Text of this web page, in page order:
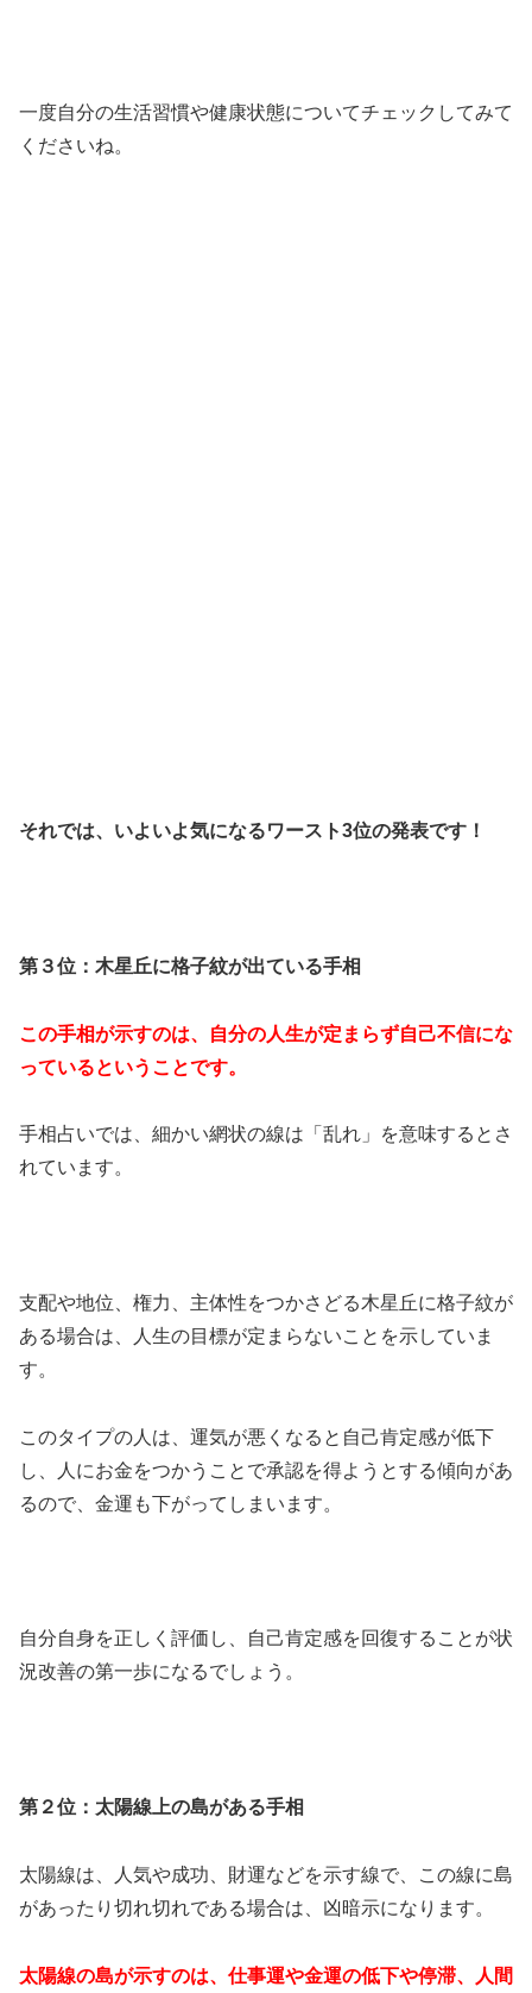
一度自分の生活習慣や健康状態についてチェックしてみて
くださいね。
それでは、いよいよ気になるワースト3位の発表です！
第３位：木星丘に格子紋が出ている手相
この手相が示すのは、自分の人生が定まらず自己不信にな
っているということです。
手相占いでは、細かい網状の線は「乱れ」を意味するとさ
れています。
支配や地位、権力、主体性をつかさどる木星丘に格子紋が
ある場合は、人生の目標が定まらないことを示していま
す。
このタイプの人は、運気が悪くなると自己肯定感が低下
し、人にお金をつかうことで承認を得ようとする傾向があ
るので、金運も下がってしまいます。
自分自身を正しく評価し、自己肯定感を回復することが状
況改善の第一歩になるでしょう。
第２位：太陽線上の島がある手相
太陽線は、人気や成功、財運などを示す線で、この線に島
があったり切れ切れである場合は、凶暗示になります。
太陽線の島が示すのは、仕事運や金運の低下や停滞、人間